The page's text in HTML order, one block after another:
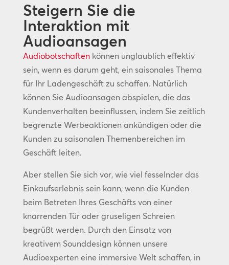
Steigern Sie die
Interaktion mit
Audioansagen
Audiobotschaftenkönnen unglaublich effektiv
sein, wenn es darum geht, ein saisonales Thema
für Ihr Ladengeschäft zu schaffen. Natürlich
können Sie Audioansagen abspielen, die das
Kundenverhalten beeinflussen, indem Sie zeitlich
begrenzte Werbeaktionen ankündigen oder die
Kunden zu saisonalen Themenbereichen im
Geschäft leiten.
Aber stellen Sie sich vor, wie viel fesselnder das
Einkaufserlebnis sein kann, wenn die Kunden
beim Betreten Ihres Geschäfts von einer
knarrenden Tür oder gruseligen Schreien
begrüßt werden. Durch den Einsatz von
kreativem Sounddesign können unsere
Audioexperten eine immersive Welt schaffen, in